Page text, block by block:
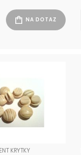
KRYTKY